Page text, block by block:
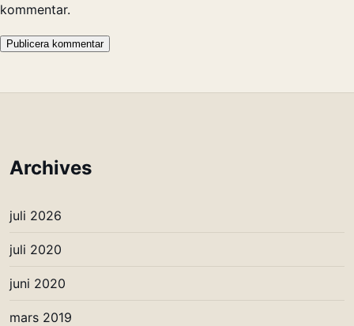
kommentar.
Archives
juli 2026
juli 2020
juni 2020
mars 2019